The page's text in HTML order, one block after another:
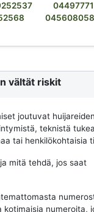
vältät riskit
joutuvat huijareiden
teknistä
tai henkilökohtaisia
mitä tehdä, jos saat
numeroita,